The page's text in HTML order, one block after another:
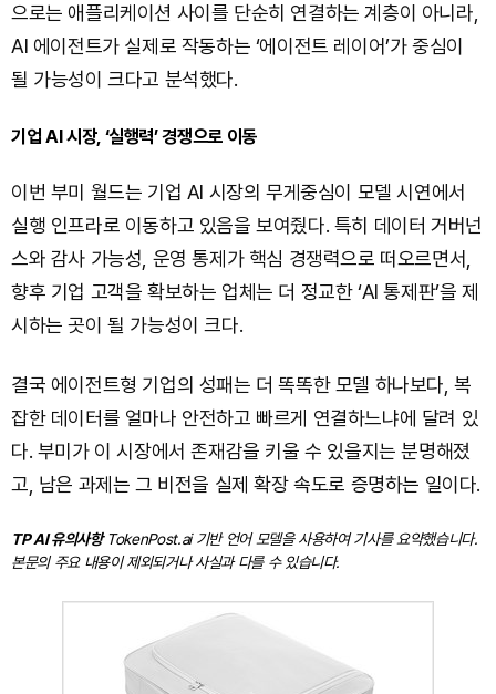
으로는 애플리케이션 사이를 단순히 연결하는 계층이 아니라,
AI 에이전트가 실제로 작동하는 ‘에이전트 레이어’가 중심이
될 가능성이 크다고 분석했다.
기업 AI 시장, ‘실행력’ 경쟁으로 이동
이번 부미 월드는 기업 AI 시장의 무게중심이 모델 시연에서
실행 인프라로 이동하고 있음을 보여줬다. 특히 데이터 거버넌
스와 감사 가능성, 운영 통제가 핵심 경쟁력으로 떠오르면서,
향후 기업 고객을 확보하는 업체는 더 정교한 ‘AI 통제판’을 제
시하는 곳이 될 가능성이 크다.
결국 에이전트형 기업의 성패는 더 똑똑한 모델 하나보다, 복
잡한 데이터를 얼마나 안전하고 빠르게 연결하느냐에 달려 있
다. 부미가 이 시장에서 존재감을 키울 수 있을지는 분명해졌
고, 남은 과제는 그 비전을 실제 확장 속도로 증명하는 일이다.
TP AI 유의사항TokenPost.ai 기반 언어 모델을 사용하여 기사를 요약했습니다.
본문의 주요 내용이 제외되거나 사실과 다를 수 있습니다.